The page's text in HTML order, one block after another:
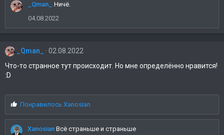
_Qman_
Ничё.
04.08.2022
_Qman_
02.08.2022
Что-то странное тут происходит. Но мне определённо нравится!
:D
С
и
м
п
Понравилось Xanosian
Xanosian Всё страньше и страньше